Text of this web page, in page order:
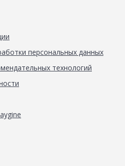
персональных данных
технологий